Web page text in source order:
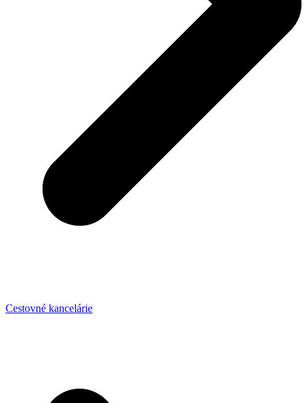
Cestovné kancelárie